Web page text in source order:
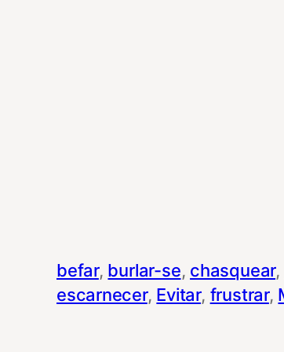
befar, burlar-se, chasquear,
escarnecer, Evitar, frustrar,